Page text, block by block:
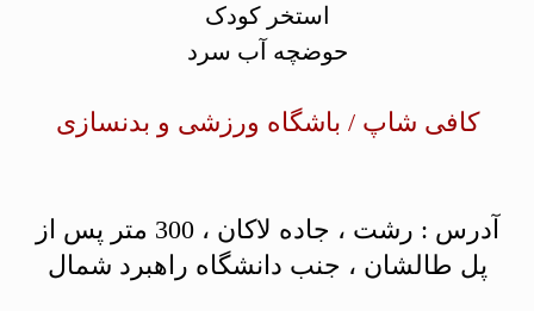
استخر کودک
حوضچه آب سرد
کافی شاپ / باشگاه ورزشی و بدنسازی
آدرس : رشت ، جاده لاکان ، 300 متر پس از
پل طالشان ، جنب دانشگاه راهبرد شمال